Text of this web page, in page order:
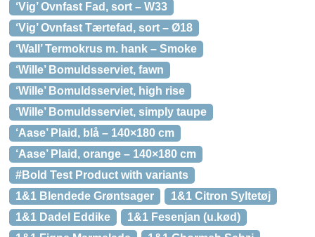
‘Vig’ Ovnfast Fad, sort – W33
‘Vig’ Ovnfast Tærtefad, sort – Ø18
‘Wall’ Termokrus m. hank – Smoke
‘Wille’ Bomuldsserviet, fawn
‘Wille’ Bomuldsserviet, high rise
‘Wille’ Bomuldsserviet, simply taupe
‘Aase’ Plaid, blå – 140×180 cm
‘Aase’ Plaid, orange – 140×180 cm
#Bold Test Product with variants
1&1 Blendede Grøntsager
1&1 Citron Syltetøj
1&1 Dadel Eddike
1&1 Fesenjan (u.kød)